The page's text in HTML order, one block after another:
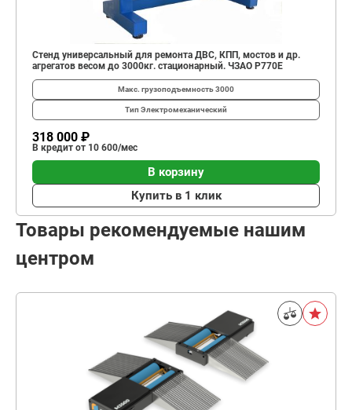
Стенд универсальный для ремонта ДВС, КПП, мостов и др.
агрегатов весом до 3000кг. стационарный. ЧЗАО Р770Е
Макс. грузоподъемность3000
Тип Электромеханический
318 000 ₽
В кредит от 10 600/мес
В корзину
Купить в 1 клик
Товары рекомендуемые нашим
центром